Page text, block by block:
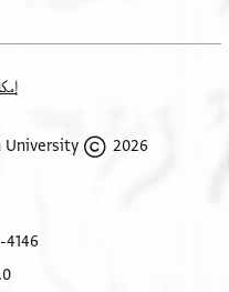
2026 The Trustees of Princeton University
4146